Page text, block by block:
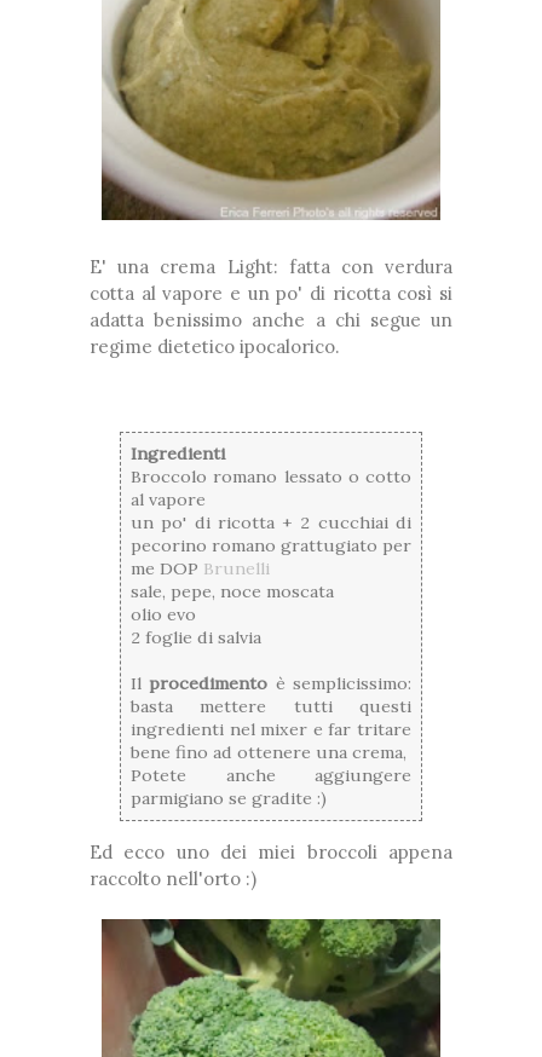
E' una crema Light: fatta con verdura
cotta al vapore e un po' di ricotta così si
adatta benissimo anche a chi segue un
regime dietetico ipocalorico.
Ingredienti
Broccolo romano lessato o cotto
al vapore
un po' di ricotta + 2 cucchiai di
pecorino romano grattugiato per
me DOP Brunelli
sale, pepe, noce moscata
olio evo
2 foglie di salvia
Il procedimento è semplicissimo:
basta mettere tutti questi
ingredienti nel mixer e far tritare
bene fino ad ottenere una crema,
Potete anche aggiungere
parmigiano se gradite :)
Ed ecco uno dei miei broccoli appena
raccolto nell'orto :)